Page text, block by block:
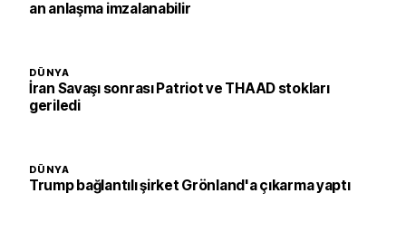
an anlaşma imzalanabilir
DÜNYA
İran Savaşı sonrası Patriot ve THAAD stokları
geriledi
DÜNYA
Trump bağlantılı şirket Grönland'a çıkarma yaptı